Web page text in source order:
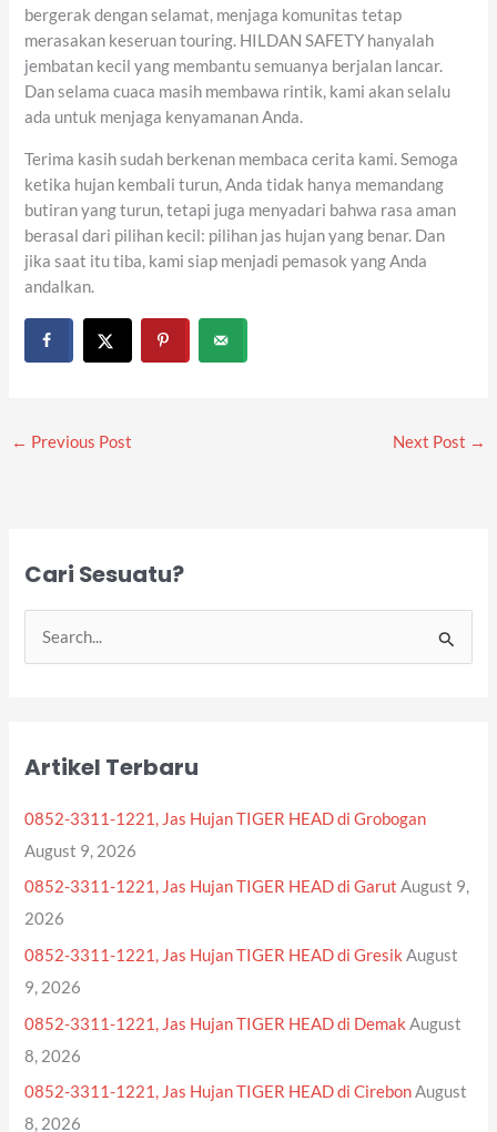
bergerak dengan selamat, menjaga komunitas tetap
merasakan keseruan touring. HILDAN SAFETY hanyalah
jembatan kecil yang membantu semuanya berjalan lancar.
Dan selama cuaca masih membawa rintik, kami akan selalu
ada untuk menjaga kenyamanan Anda.
Terima kasih sudah berkenan membaca cerita kami. Semoga
ketika hujan kembali turun, Anda tidak hanya memandang
butiran yang turun, tetapi juga menyadari bahwa rasa aman
berasal dari pilihan kecil: pilihan jas hujan yang benar. Dan
jika saat itu tiba, kami siap menjadi pemasok yang Anda
andalkan.
← Previous Post Next Post →
Cari Sesuatu?
c
Artikel Terbaru
0852-3311-1221, Jas Hujan TIGER HEAD di Grobogan
August 9, 2026
0852-3311-1221, Jas Hujan TIGER HEAD di Garut August 9,
2026
0852-3311-1221, Jas Hujan TIGER HEAD di Gresik August
9, 2026
0852-3311-1221, Jas Hujan TIGER HEAD di Demak August
8, 2026
0852-3311-1221, Jas Hujan TIGER HEAD di Cirebon August
8, 2026